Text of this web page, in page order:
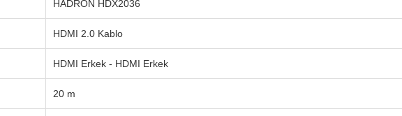
HADRON HDX2036
HDMI 2.0 Kablo
HDMI Erkek - HDMI Erkek
20 m